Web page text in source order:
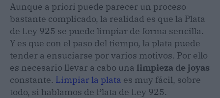
Aunque a priori puede parecer un proceso
bastante complicado, la realidad es que la Plata
de Ley 925 se puede limpiar de forma sencilla.
Y es que con el paso del tiempo, la plata puede
tender a ensuciarse por varios motivos. Por ello
es necesario llevar a cabo una limpieza de joyas
constante. Limpiar la plata es muy fácil, sobre
todo, si hablamos de Plata de Ley 925.